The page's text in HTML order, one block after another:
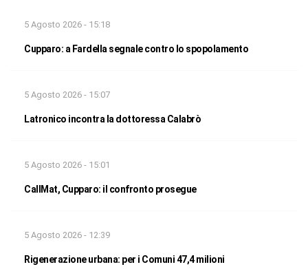
5 Agosto 2026 - 15:18
Cupparo: a Fardella segnale contro lo spopolamento
5 Agosto 2026 - 15:07
Latronico incontra la dottoressa Calabrò
5 Agosto 2026 - 15:01
CallMat, Cupparo: il confronto prosegue
5 Agosto 2026 - 12:39
Rigenerazione urbana: per i Comuni 47,4 milioni